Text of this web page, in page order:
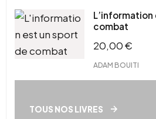
combat
20,00€
ADAM BOUITI
TOUS NOS LIVRES